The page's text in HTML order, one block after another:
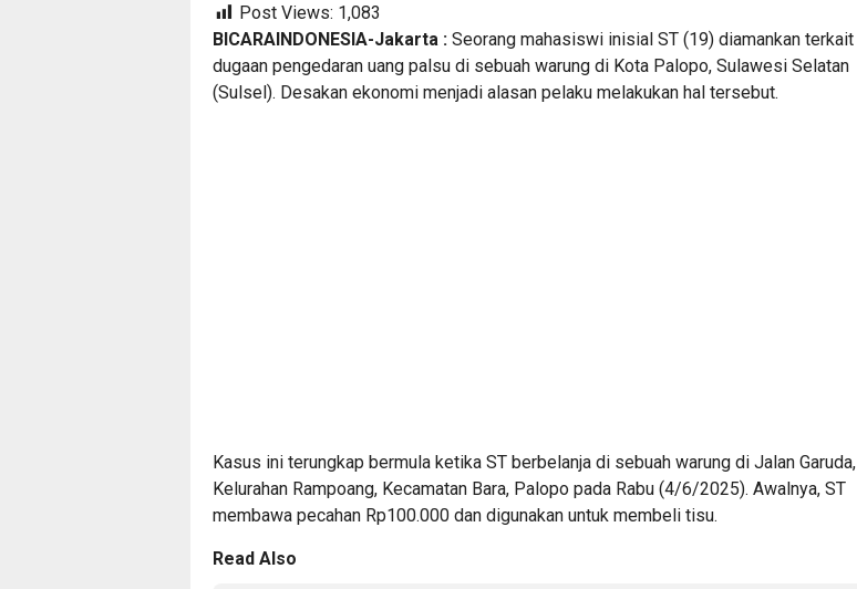
Post Views: 1,083
BICARAINDONESIA-Jakarta : Seorang mahasiswi inisial ST (19) diamankan terkait
dugaan pengedaran uang palsu di sebuah warung di Kota Palopo, Sulawesi Selatan
(Sulsel). Desakan ekonomi menjadi alasan pelaku melakukan hal tersebut.
Kasus ini terungkap bermula ketika ST berbelanja di sebuah warung di Jalan Garuda,
Kelurahan Rampoang, Kecamatan Bara, Palopo pada Rabu (4/6/2025). Awalnya, ST
membawa pecahan Rp100.000 dan digunakan untuk membeli tisu.
Read Also